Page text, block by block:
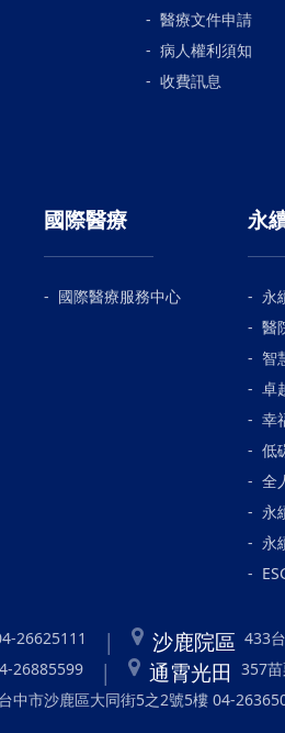
醫療文件申請
病人權利須知
收費訊息
國際醫療
國際醫療服務中心
永
永
醫
智
卓
幸
低
全
永
永
26625111 沙鹿院區 433
26885599 通霄光田 357
中市沙鹿區大同街5之2號5樓 04-